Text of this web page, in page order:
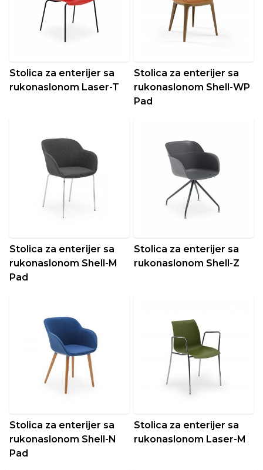
Stolica za enterijer sa
rukonaslonom Laser-T
Stolica za enterijer sa
rukonaslonom Shell-WP
Pad
Stolica za enterijer sa
rukonaslonom Shell-M
Pad
Stolica za enterijer sa
rukonaslonom Shell-Z
Stolica za enterijer sa
rukonaslonom Shell-N
Pad
Stolica za enterijer sa
rukonaslonom Laser-M